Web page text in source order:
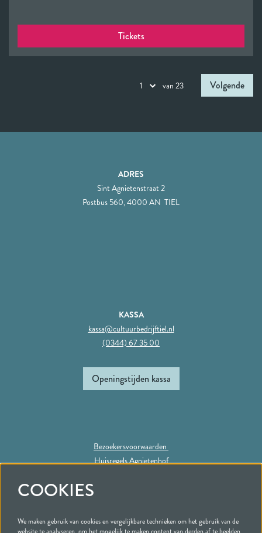
Tickets
van 23 Volgende
ADRES
Sint Agnietenstraat 2
Postbus 560, 4000 AN TIEL
KASSA
kassa@cultuurbedrijftiel.nl
(0344) 67 35 00
Openingstijden kassa
Bezoekersvoorwaarden
Huisregels Agnietenhof
Volg ons
COOKIES
We maken gebruik van cookies en vergelijkbare technieken om het gebruik van de